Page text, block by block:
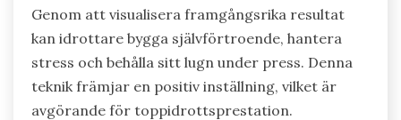
Genom att visualisera framgångsrika resultat
kan idrottare bygga självförtroende, hantera
stress och behålla sitt lugn under press. Denna
teknik främjar en positiv inställning, vilket är
avgörande för toppidrottsprestation.